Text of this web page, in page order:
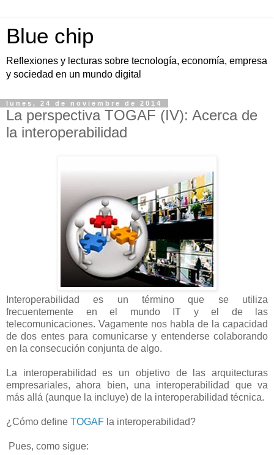
Blue chip
Reflexiones y lecturas sobre tecnología, economía, empresa
y sociedad en un mundo digital
lunes, 24 de noviembre de 2014
La perspectiva TOGAF (IV): Acerca de
la interoperabilidad
Interoperabilidad es un término que se utiliza
frecuentemente en el mundo IT y el de las
telecomunicaciones. Vagamente nos habla de la capacidad
de dos entes para comunicarse y entenderse colaborando
en la consecución conjunta de algo.
La interoperabilidad es un objetivo de las arquitecturas
empresariales, ahora bien, una interoperabilidad que va
más allá (aunque la incluye) de la interoperabilidad técnica.
¿Cómo define TOGAF la interoperabilidad?
Pues, como sigue: